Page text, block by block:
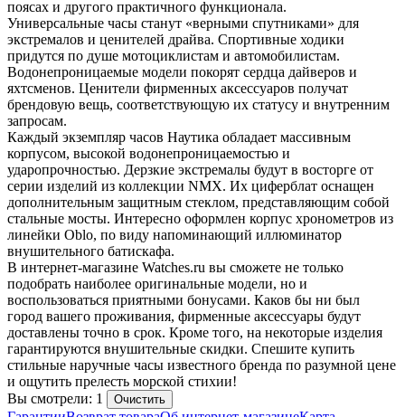
поясах и другого практичного функционала.
Универсальные часы станут «верными спутниками» для
экстремалов и ценителей драйва. Спортивные ходики
придутся по душе мотоциклистам и автомобилистам.
Водонепроницаемые модели покорят сердца дайверов и
яхтсменов. Ценители фирменных аксессуаров получат
брендовую вещь, соответствующую их статусу и внутренним
запросам.
Каждый экземпляр часов Наутика обладает массивным
корпусом, высокой водонепроницаемостью и
ударопрочностью. Дерзкие экстремалы будут в восторге от
серии изделий из коллекции NMX. Их циферблат оснащен
дополнительным защитным стеклом, представляющим собой
стальные мосты. Интересно оформлен корпус хронометров из
линейки Oblo, по виду напоминающий иллюминатор
внушительного батискафа.
В интернет-магазине Watches.ru вы сможете не только
подобрать наиболее оригинальные модели, но и
воспользоваться приятными бонусами. Каков бы ни был
город вашего проживания, фирменные аксессуары будут
доставлены точно в срок. Кроме того, на некоторые изделия
гарантируются внушительные скидки. Спешите купить
стильные наручные часы известного бренда по разумной цене
и ощутить прелесть морской стихии!
Вы смотрели: 1
Очистить